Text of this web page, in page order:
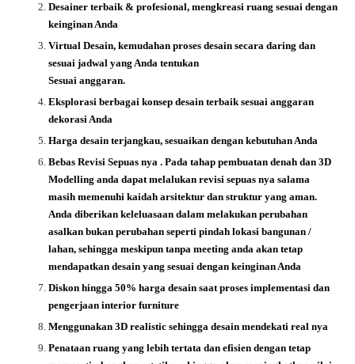
Desainer terbaik & profesional, mengkreasi ruang sesuai dengan
keinginan Anda
Virtual Desain, kemudahan proses desain secara daring dan
sesuai jadwal yang Anda tentukan
Sesuai anggaran.
Eksplorasi berbagai konsep desain terbaik sesuai anggaran
dekorasi Anda
Harga desain terjangkau, sesuaikan dengan kebutuhan Anda
Bebas Revisi Sepuas nya .Pada tahap pembuatan denah dan 3D
Modelling anda dapat melalukan revisi sepuas nya salama
masih memenuhi kaidah arsitektur dan struktur yang aman.
Anda diberikan keleluasaan dalam melakukan perubahan
asalkan bukan perubahan seperti pindah lokasi bangunan /
lahan, sehingga meskipun tanpa meeting anda akan tetap
mendapatkan desain yang sesuai dengan keinginan Anda
Diskon hingga 50% harga desain saat proses implementasi dan
pengerjaan interior furniture
Menggunakan 3D realistic sehingga desain mendekati real nya
Penataan ruang yang lebih tertata dan efisien dengan tetap